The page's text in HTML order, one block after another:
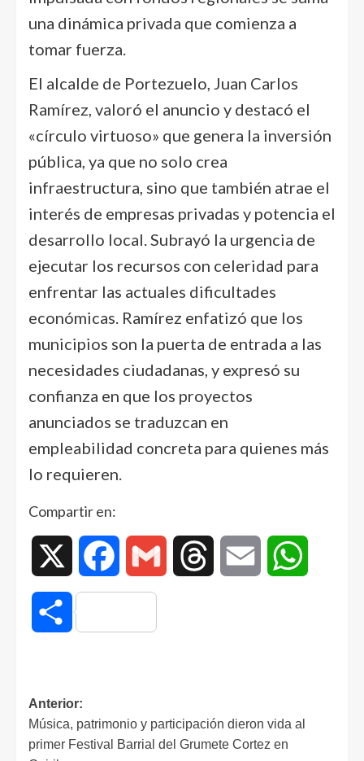
una dinámica privada que comienza a
tomar fuerza.
El alcalde de Portezuelo, Juan Carlos
Ramírez, valoró el anuncio y destacó el
«círculo virtuoso» que genera la inversión
pública, ya que no solo crea
infraestructura, sino que también atrae el
interés de empresas privadas y potencia el
desarrollo local. Subrayó la urgencia de
ejecutar los recursos con celeridad para
enfrentar las actuales dificultades
económicas. Ramírez enfatizó que los
municipios son la puerta de entrada a las
necesidades ciudadanas, y expresó su
confianza en que los proyectos
anunciados se traduzcan en
empleabilidad concreta para quienes más
lo requieren.
Compartir en:
Facebook Gmail Threads Email
Compartir
Anterior:
Música, patrimonio y participación dieron vida al
primer Festival Barrial del Grumete Cortez en